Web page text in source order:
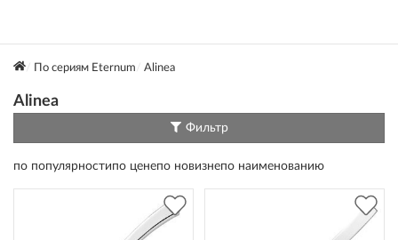
По сериям Eternum Alinea
Alinea
Фильтр
по популярностипо ценепо новизнепо наименованию